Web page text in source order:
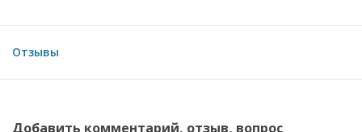
Отзывы
Добавить комментарий, отзыв, вопрос